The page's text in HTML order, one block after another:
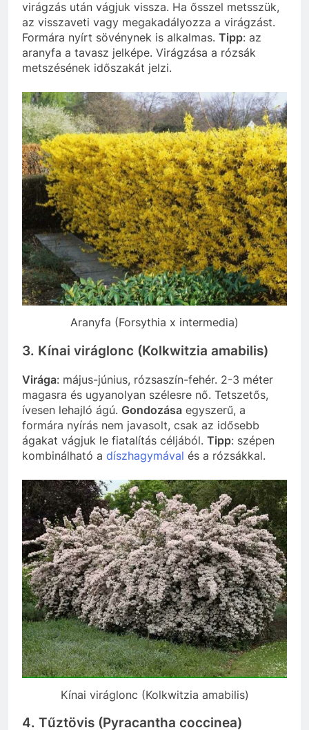
virágzás után vágjuk vissza. Ha ősszel metsszük,
az visszaveti vagy megakadályozza a virágzást.
Formára nyírt sövénynek is alkalmas. Tipp: az
aranyfa a tavasz jelképe. Virágzása a rózsák
metszésének időszakát jelzi.
Aranyfa (Forsythia x intermedia)
3. Kínai viráglonc (Kolkwitzia amabilis)
Virága: május-június, rózsaszín-fehér. 2-3 méter
magasra és ugyanolyan szélesre nő. Tetszetős,
ívesen lehajló ágú. Gondozása egyszerű, a
formára nyírás nem javasolt, csak az idősebb
ágakat vágjuk le fiatalítás céljából. Tipp: szépen
kombinálható a díszhagymával és a rózsákkal.
Kínai viráglonc (Kolkwitzia amabilis)
4. Tűztövis (Pyracantha coccinea)